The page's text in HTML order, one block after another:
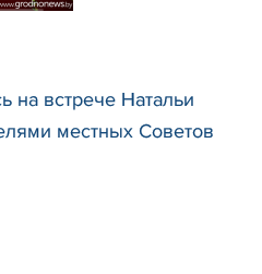
на встрече Натальи
местных Советов